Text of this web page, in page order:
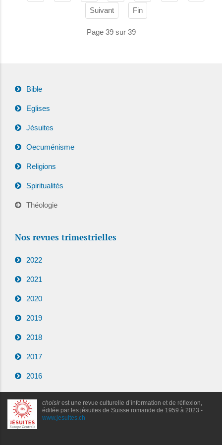
Suivant Fin
Page 39 sur 39
Bible
Eglises
Jésuites
Oecuménisme
Religions
Spiritualités
Théologie
Nos revues trimestrielles
2022
2021
2020
2019
2018
2017
2016
choisirest une revue culturelle d’information et de réflexion,
éditée par les jésuites de Suisse romande de 1959 à 2023 -
www.jesuites.ch